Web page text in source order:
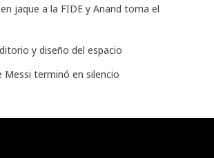
jaque a la FIDE y Anand toma el
y diseño del espacio
Messi terminó en silencio